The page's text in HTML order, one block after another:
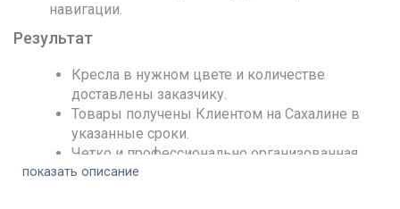
навигации.
Результат
Кресла в нужном цвете и количестве
доставлены заказчику.
Товары получены Клиентом на Сахалине в
указанные сроки.
Четко и профессионально организованная
работа менеджера и службы доставки
показать описание